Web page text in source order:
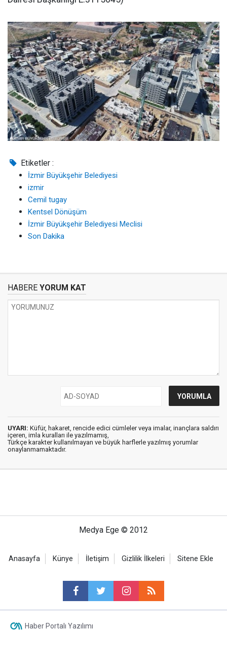
Etiketler :
İzmir Büyükşehir Belediyesi
izmir
Cemil tugay
Kentsel Dönüşüm
İzmir Büyükşehir Belediyesi Meclisi
Son Dakika
HABERE YORUM KAT
UYARI: Küfür, hakaret, rencide edici cümleler veya imalar, inançlara saldırı
içeren, imla kuralları ile yazılmamış,
Türkçe karakter kullanılmayan ve büyük harflerle yazılmış yorumlar
onaylanmamaktadır.
Medya Ege © 2012
Anasayfa Künye İletişim Gizlilik İlkeleri Sitene Ekle
Haber Portalı Yazılımı